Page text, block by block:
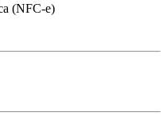
(NFC-e)